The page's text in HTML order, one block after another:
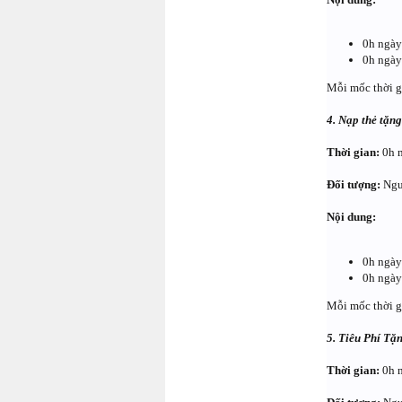
0h
0h
Mỗi mốc thời
4. Nạp thẻ
Thời gian: 0h
Đối tượng:
Nội dung:
0h
0h
Mỗi mốc thời
5. Tiêu Phí
Thời gian: 0h